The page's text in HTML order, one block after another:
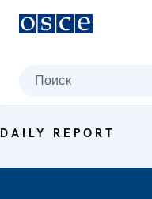
Поиск
DAILY REPORT